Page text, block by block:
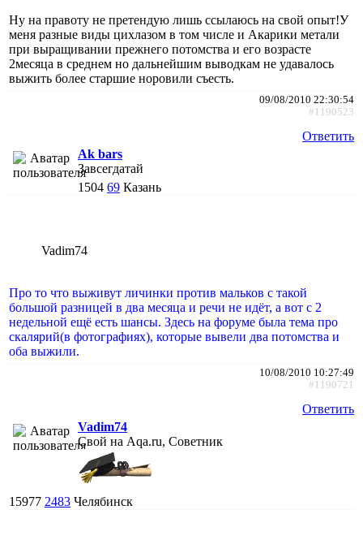
Ну на правоту не претендую лишь ссылаюсь на свой опыт!У
меня разные виды цихлазом в том числе и Акарики метали
при выращивании прежнего потомства и его возрасте
2месяца в среднем но дальнейшим выводкам не удавалось
выжить более старшие норовили съесть.
09/08/2010 22:30:54
#1190523
Ответить
Ak bars
Завсегдатай
1504 69 Казань
Vadim74
Про то что выживут личинки против мальков с такой
большой разницей в два месяца и речи не идёт, а вот с 2
недельной ещё есть шансы. Здесь на форуме была тема про
скалярий(в фотографиях), которые вывели два потомства и
оба выжили.
10/08/2010 10:27:49
#1190721
Ответить
Vadim74
Свой на Aqa.ru, Советник
15977 2483 Челябинск